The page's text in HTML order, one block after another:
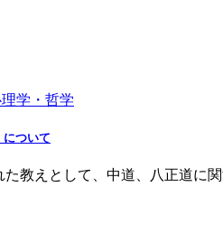
学・哲学
ついて
教えとして、中道、八正道に